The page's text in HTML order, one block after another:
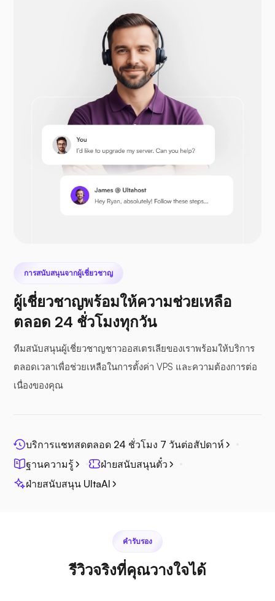
โอเพ่นคาร์ท
เพรสต้าช็อป
ซีไฟล์
เพล็กซ์
การสนับสนุนจากผู้เชี่ยวชาญ
ผู้เชี่ยวชาญพร้อมให้ความช่วยเหลือ
ตลอด 24 ชั่วโมงทุกวัน
ทีมสนับสนุนผู้เชี่ยวชาญชาวออสเตรเลียของเราพร้อมให้บริการ
ตลอดเวลาเพื่อช่วยเหลือในการตั้งค่า VPS และความต้องการต่อ
เนื่องของคุณ
บริการแชทสดตลอด 24 ชั่วโมง 7 วันต่อสัปดาห์
ฐานความรู้
ฝ่ายสนับสนุนตั๋ว
ฝ่ายสนับสนุน UltaAI
คำรับรอง
รีวิวจริงที่คุณวางใจได้